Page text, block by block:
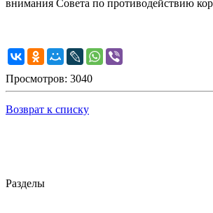
внимания Совета по противодействию
Просмотров: 3040
Возврат к списку
Разделы